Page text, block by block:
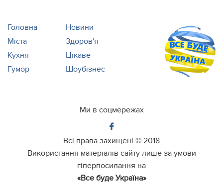
Головна
Новини
Міста
Здоров'я
Кухня
Цікаве
Гумор
Шоубізнес
Ми в соцмережах
Всі права захищені © 2018
Використання матеріалів сайту лише за умови
гіперпосилання на
«Все буде Україна»